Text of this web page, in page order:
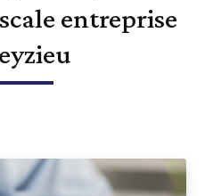
entreprise